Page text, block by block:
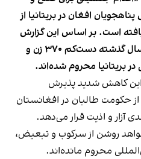
افغان در بریتانیا از
کاهش یافته است. بر اساس این گزارش
که اخیرا منتشر شده، تنها در سال گذشته دست‌کم ۳۷۰ زن و
بریتانیا محروم شده‌اند.
این کاهش شدید پذیرش
از حکومت طالبان در افغانستان
آزار و اذیت قرار می‌دهد.
روشن از سرکوب و تبعیض،
محروم مانده‌اند.